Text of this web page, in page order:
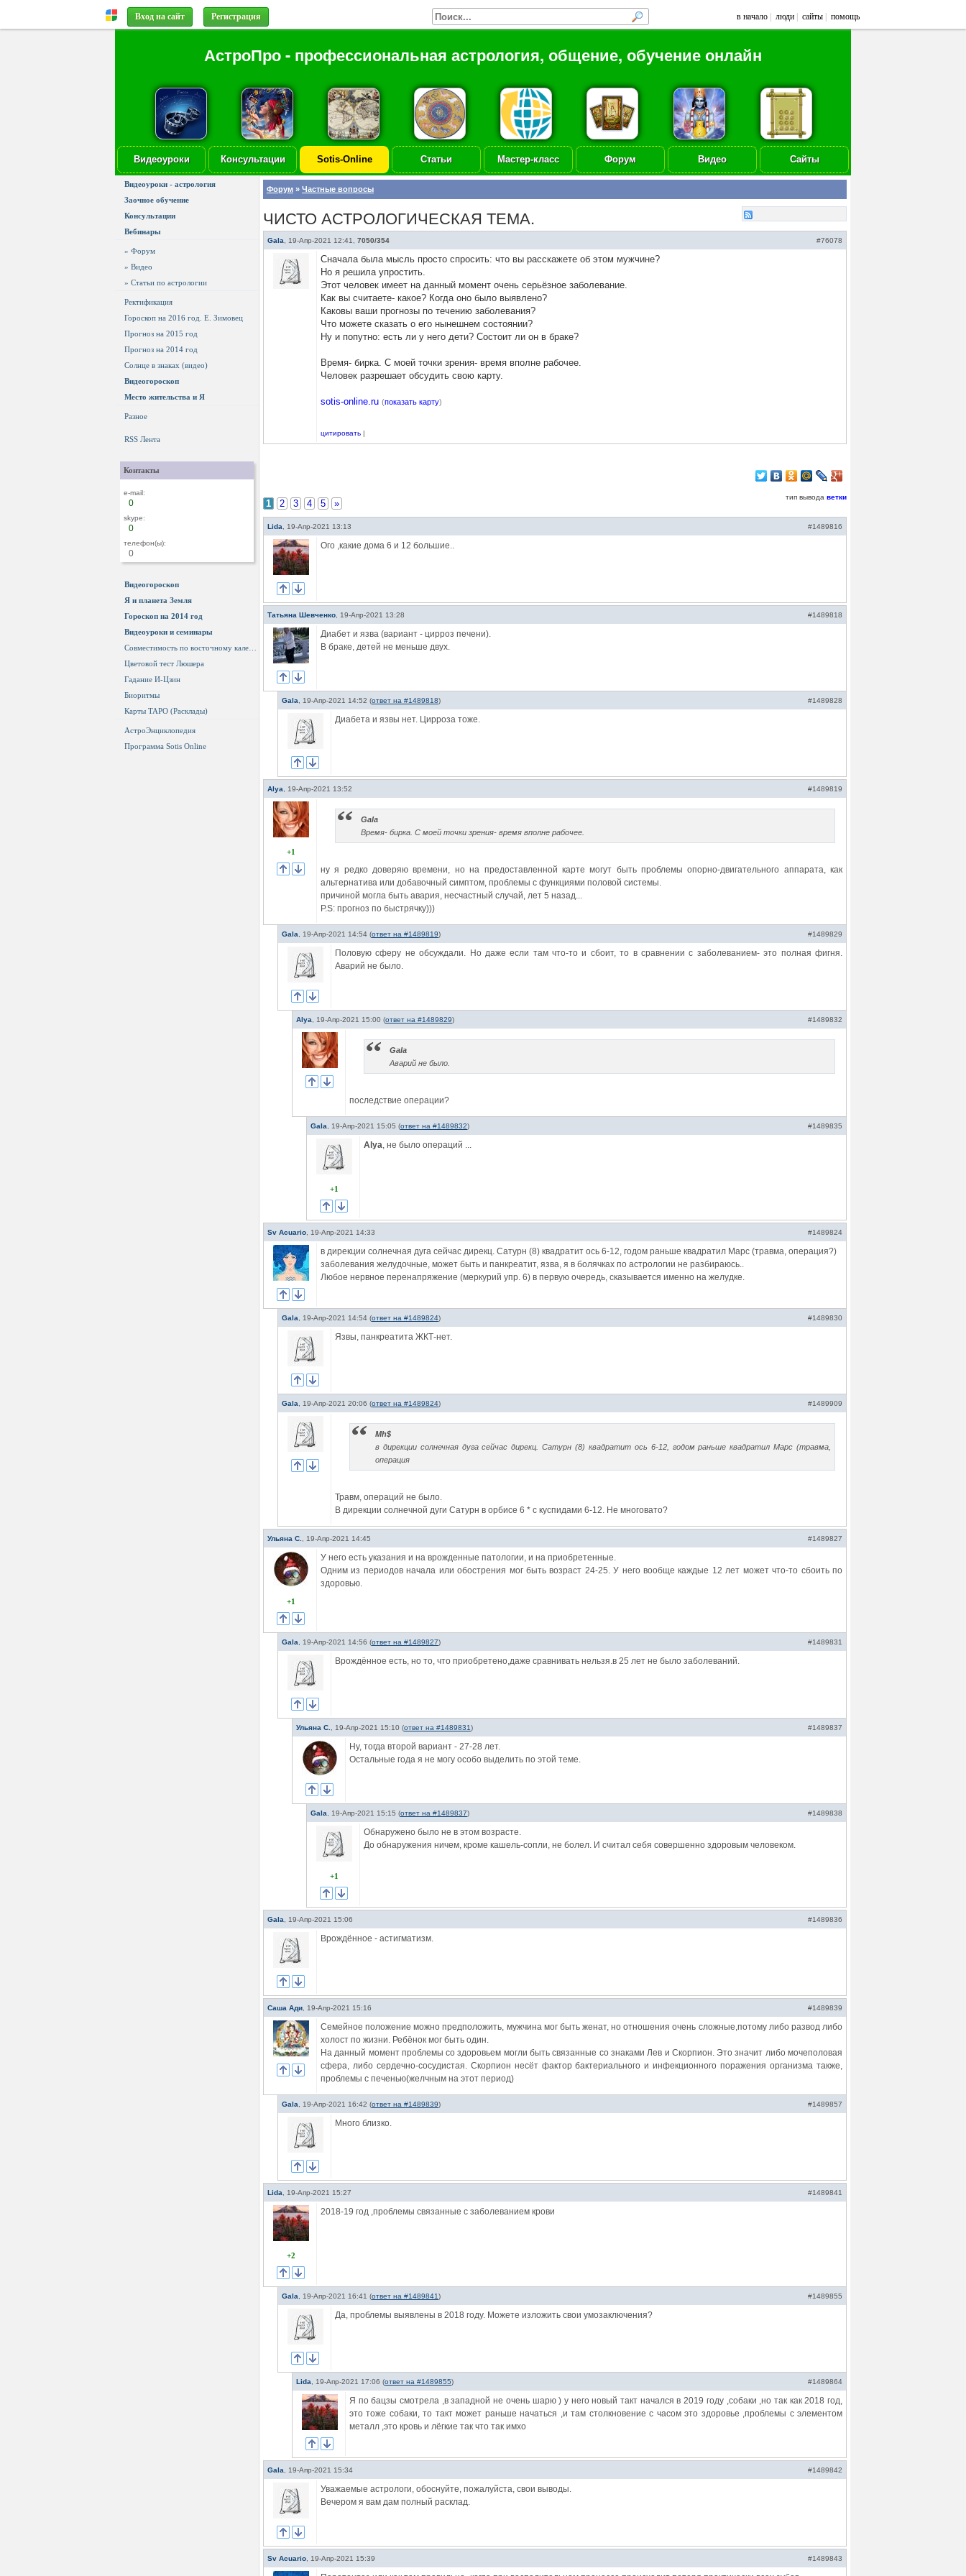
Вход на сайт Регистрация в начало люди сайты помощь
АстроПро - профессиональная астрология, общение, обучение онлайн
Видеоуроки Консультации Sotis-Online Статьи Мастер-класс Форум Видео Сайты
Видеоуроки - астрология
Заочное обучение
Консультации
Вебинары
» Форум
» Видео
» Статьи по астрологии
Ректификация
Гороскоп на 2016 год. Е. Зимовец
Прогноз на 2015 год
Прогноз на 2014 год
Солнце в знаках (видео)
Видеогороскоп
Место жительства и Я
Разное
RSS Лента
Контакты
e-mail:
0
skype:
0
телефон(ы):
0
Видеогороскоп
Я и планета Земля
Гороскоп на 2014 год
Видеоуроки и семинары
Цветовой тест Люшера
Гадание И-Цзин
Биоритмы
Карты ТАРО (Расклады)
АстроЭнциклопедия
Программа Sotis Online
Форум » Частные вопросы
ЧИСТО АСТРОЛОГИЧЕСКАЯ ТЕМА.
#76078
Gala 19-Апр-2021 12:41 7050/354
Сначала была мысль просто спросить: что вы расскажете об этом мужчине?
Но я решила упростить.
Этот человек имеет на данный момент очень серьёзное заболевание.
Как вы считаете- какое? Когда оно было выявлено?
Каковы ваши прогнозы по течению заболевания?
Что можете сказать о его нынешнем состоянии?
Ну и попутно: есть ли у него дети? Состоит ли он в браке?
Время- бирка. С моей точки зрения- время вполне рабочее.
Человек разрешает обсудить свою карту.
sotis-online.ru (показать карту)
цитировать |
тип вывода ветки
1 2 3 4 5 »
#1489816
Lida 19-Апр-2021 13:13
Ого ,какие дома 6 и 12 большие..
#1489818
Татьяна Шевченко 19-Апр-2021 13:28
Диабет и язва (вариант - цирроз печени).
В браке, детей не меньше двух.
#1489828
Gala 19-Апр-2021 14:52 (ответ на #1489818)
Диабета и язвы нет. Цирроза тоже.
#1489819
Alya 19-Апр-2021 13:52
+1
Gala
Время- бирка. С моей точки зрения- время вполне рабочее.
ну я редко доверяю времени, но на предоставленной карте могут быть проблемы опорно-двигательного аппарата, как
альтернатива или добавочный симптом, проблемы с функциями половой системы.
причиной могла быть авария, несчастный случай, лет 5 назад...
P.S: прогноз по быстрячку)))
#1489829
Gala 19-Апр-2021 14:54 (ответ на #1489819)
Половую сферу не обсуждали. Но даже если там что-то и сбоит, то в сравнении с заболеванием- это полная фигня.
Аварий не было.
#1489832
Alya 19-Апр-2021 15:00 (ответ на #1489829)
Gala
Аварий не было.
последствие операции?
#1489835
Gala 19-Апр-2021 15:05 (ответ на #1489832)
+1
Alya, не было операций ...
#1489824
Sv Acuario 19-Апр-2021 14:33
в дирекции солнечная дуга сейчас дирекц. Сатурн (8) квадратит ось 6-12, годом раньше квадратил Марс (травма, операция?)
заболевания желудочные, может быть и панкреатит, язва, я в болячках по астрологии не разбираюсь..
Любое нервное перенапряжение (меркурий упр. 6) в первую очередь, сказывается именно на желудке.
#1489830
Gala 19-Апр-2021 14:54 (ответ на #1489824)
Язвы, панкреатита ЖКТ-нет.
#1489909
Gala 19-Апр-2021 20:06 (ответ на #1489824)
Mh$
в дирекции солнечная дуга сейчас дирекц. Сатурн (8) квадратит ось 6-12, годом раньше квадратил Марс (травма,
операция
Травм, операций не было.
В дирекции солнечной дуги Сатурн в орбисе 6 * с куспидами 6-12. Не многовато?
#1489827
Ульяна С. 19-Апр-2021 14:45
+1
У него есть указания и на врожденные патологии, и на приобретенные.
Одним из периодов начала или обострения мог быть возраст 24-25. У него вообще каждые 12 лет может что-то сбоить по
здоровью.
#1489831
Gala 19-Апр-2021 14:56 (ответ на #1489827)
Врождённое есть, но то, что приобретено,даже сравнивать нельзя.в 25 лет не было заболеваний.
#1489837
Ульяна С. 19-Апр-2021 15:10 (ответ на #1489831)
Ну, тогда второй вариант - 27-28 лет.
Остальные года я не могу особо выделить по этой теме.
#1489838
Gala 19-Апр-2021 15:15 (ответ на #1489837)
+1
Обнаружено было не в этом возрасте.
До обнаружения ничем, кроме кашель-сопли, не болел. И считал себя совершенно здоровым человеком.
#1489836
Gala 19-Апр-2021 15:06
Врождённое - астигматизм.
#1489839
Саша Ади 19-Апр-2021 15:16
Семейное положение можно предположить, мужчина мог быть женат, но отношения очень сложные,потому либо развод либо
холост по жизни. Ребёнок мог быть один.
На данный момент проблемы со здоровьем могли быть связанные со знаками Лев и Скорпион. Это значит либо мочеполовая
сфера, либо сердечно-сосудистая. Скорпион несёт фактор бактериального и инфекционного поражения организма также,
проблемы с печенью(желчным на этот период)
#1489857
Gala 19-Апр-2021 16:42 (ответ на #1489839)
Много близко.
#1489841
Lida 19-Апр-2021 15:27
+2
2018-19 год ,проблемы связанные с заболеванием крови
#1489855
Gala 19-Апр-2021 16:41 (ответ на #1489841)
Да, проблемы выявлены в 2018 году. Можете изложить свои умозаключения?
#1489864
Lida 19-Апр-2021 17:06 (ответ на #1489855)
Я по бацзы смотрела ,в западной не очень шарю ) у него новый такт начался в 2019 году ,собаки ,но так как 2018 год,
это тоже собаки, то такт может раньше начаться ,и там столкновение с часом это здоровье ,проблемы с элементом
металл ,это кровь и лёгкие так что так имхо
#1489842
Gala 19-Апр-2021 15:34
Уважаемые астрологи, обоснуйте, пожалуйста, свои выводы.
Вечером я вам дам полный расклад.
#1489843
Sv Acuario 19-Апр-2021 15:39